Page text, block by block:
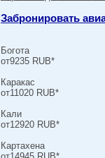
Забронировать
Богота
от9235 RUB*
Каракас
от11020 RUB*
Кали
от12920 RUB*
Картахена